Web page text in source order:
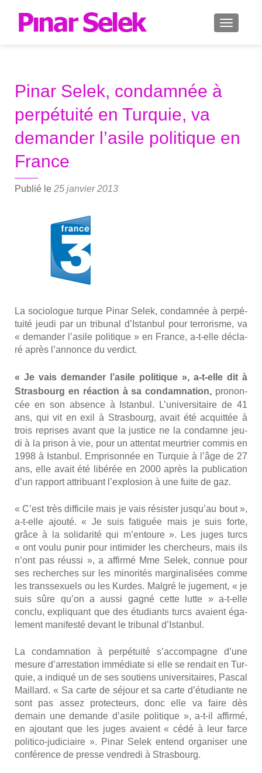
Pinar Selek, condamnée à
perpétuité en Turquie, va
demander l’asile politique en
France
Publié le 25 janvier 2013
La socio­logue turque Pinar Selek, condam­née à per­pé­
tui­té jeu­di par un tri­bu­nal d’Is­tan­bul pour ter­ro­risme, va
« deman­der l’a­sile poli­tique » en France, a‑t-elle décla­
ré après l’an­nonce du ver­dict.
« Je vais deman­der l’a­sile poli­tique », a‑t-elle dit à
Stras­bourg en réac­tion à sa condam­na­tion, pro­non­
cée en son absence à Istan­bul. L’u­ni­ver­si­taire de 41
ans, qui vit en exil à Stras­bourg, avait été acquit­tée à
trois reprises avant que la jus­tice ne la condamne jeu­
di à la pri­son à vie, pour un atten­tat meur­trier com­mis en
1998 à Istan­bul. Empri­son­née en Tur­quie à l’âge de 27
ans, elle avait été libé­rée en 2000 après la publi­ca­tion
d’un rap­port attri­buant l’ex­plo­sion à une fuite de gaz.
« C’est très dif­fi­cile mais je vais résis­ter jus­qu’au bout »,
a‑t-elle ajou­té. « Je suis fati­guée mais je suis forte,
grâce à la soli­da­ri­té qui m’en­toure ». Les juges turcs
« ont vou­lu punir pour inti­mi­der les cher­cheurs, mais ils
n’ont pas réus­si », a affir­mé Mme Selek, connue pour
ses recherches sur les mino­ri­tés mar­gi­na­li­sées comme
les trans­sexuels ou les Kurdes. Mal­gré le juge­ment, « je
suis sûre qu’on a aus­si gagné cette lutte » a‑t-elle
conclu, expli­quant que des étu­diants turcs avaient éga­
le­ment mani­fes­té devant le tri­bu­nal d’Is­tan­bul.
La condam­na­tion à per­pé­tui­té s’ac­com­pagne d’une
mesure d’ar­res­ta­tion immé­diate si elle se ren­dait en Tur­
quie, a indi­qué un de ses sou­tiens uni­ver­si­taires, Pas­cal
Maillard. « Sa carte de séjour et sa carte d’é­tu­diante ne
sont pas assez pro­tec­teurs, donc elle va faire dès
demain une demande d’a­sile poli­tique », a‑t-il affir­mé,
en ajou­tant que les juges avaient « cédé à leur farce
poli­ti­co-judi­ciaire ». Pinar Selek entend orga­ni­ser une
confé­rence de presse ven­dre­di à Stras­bourg.